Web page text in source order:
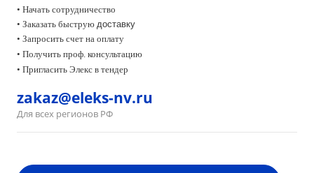
• Начать сотрудничество
• Заказать быструю доставку
• Запросить счет на оплату
• Получить проф. консультацию
• Пригласить Элекс в тендер
zakaz@eleks-nv.ru
Для всех регионов РФ